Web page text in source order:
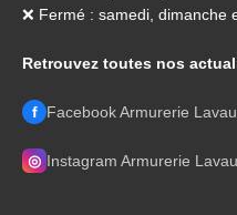
❌ Fermé : samedi, dimanche
Retrouvez toutes nos
f Facebook Armurerie
◎ Instagram Armurerie